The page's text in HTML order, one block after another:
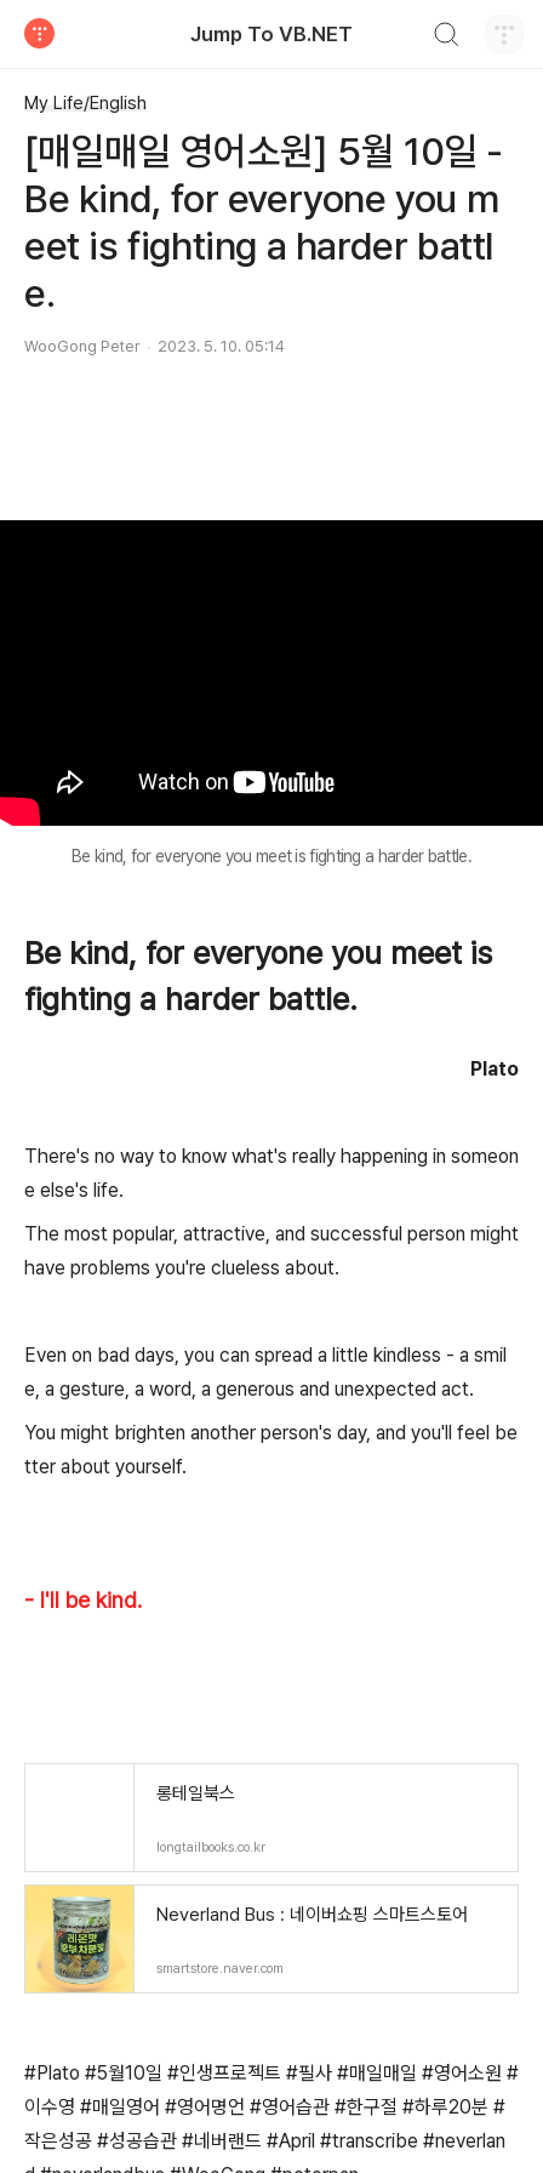
Jump To VB.NET
My Life/English
[매일매일 영어소원] 5월 10일 -
Be kind, for everyone you m
eet is fighting a harder battl
e.
WooGong Peter 2023. 5. 10. 05:14
Be kind, for everyone you meet is fighting a harder battle.
Be kind, for everyone you meet is
fighting a harder battle.
Plato
There's no way to know what's really happening in someon
e else's life.
The most popular, attractive, and successful person might
have problems you're clueless about.
Even on bad days, you can spread a little kindless - a smil
e, a gesture, a word, a generous and unexpected act.
You might brighten another person's day, and you'll feel be
tter about yourself.
- I'll be kind.
롱테일북스
longtailbooks.co.kr
Neverland Bus : 네이버쇼핑 스마트스토어
smartstore.naver.com
#Plato #5월10일 #인생프로젝트 #필사 #매일매일 #영어소원 #
이수영 #매일영어 #영어명언 #영어습관 #한구절 #하루20분 #
작은성공 #성공습관 #네버랜드 #April #transcribe #neverlan